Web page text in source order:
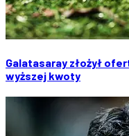
Galatasaray złożył
wyższej kwoty